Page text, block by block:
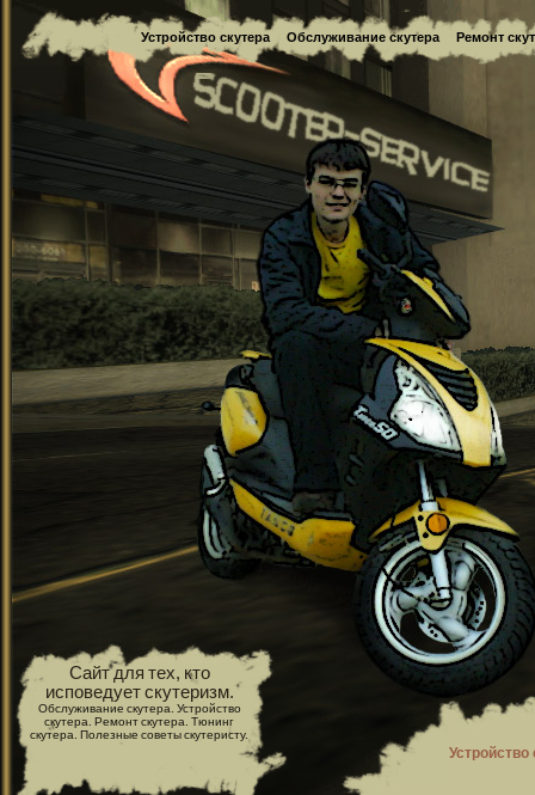
Устройство скутера Обслуживание скутера Ремонт
Сайт для тех, кто
исповедует скутеризм.
Обслуживание скутера. Устройство
скутера. Ремонт скутера. Тюнинг
скутера. Полезные советы скутеристу.
Устройство